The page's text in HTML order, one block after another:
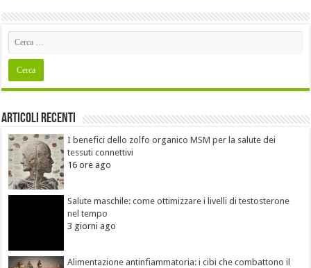
Articoli recenti
I benefici dello zolfo organico MSM per la salute dei
tessuti connettivi
16 ore ago
Salute maschile: come ottimizzare i livelli di testosterone
nel tempo
3 giorni ago
Alimentazione antinfiammatoria: i cibi che combattono il